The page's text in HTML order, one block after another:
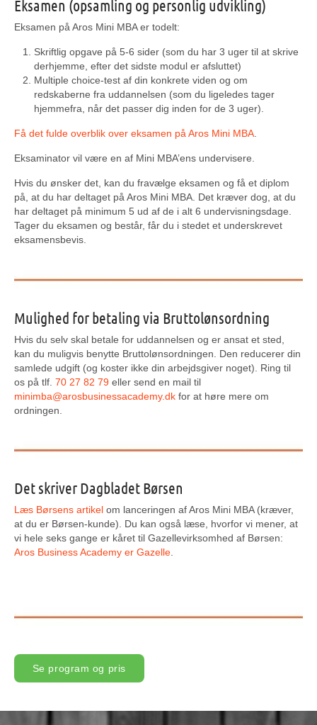
Eksamen (opsamling og personlig udvikling)
Eksamen på Aros Mini MBA er todelt:
Skriftlig opgave på 5-6 sider (som du har 3 uger til at skrive
derhjemme, efter det sidste modul er afsluttet)
Multiple choice-test af din konkrete viden og om
redskaberne fra uddannelsen (som du ligeledes tager
hjemmefra, når det passer dig inden for de 3 uger).
Få det fulde overblik over eksamen på Aros Mini MBA
Eksaminator vil være en af Mini MBA’ens undervisere.
Hvis du ønsker det, kan du fravælge eksamen og få et diplom
på, at du har deltaget på Aros Mini MBA. Det kræver dog, at du
har deltaget på minimum 5 ud af de i alt 6 undervisningsdage.
Tager du eksamen og består, får du i stedet et underskrevet
eksamensbevis.
Mulighed for betaling via Bruttolønsordning
Hvis du selv skal betale for uddannelsen og er ansat et sted,
kan du muligvis benytte Bruttolønsordningen. Den reducerer din
samlede udgift (og koster ikke din arbejdsgiver noget). Ring til
os på tlf. 70 27 82 79 eller send en mail til
minimba@arosbusinessacademy.dk for at høre mere om
ordningen.
Det skriver Dagbladet Børsen
Læs Børsens artikel om lanceringen af Aros Mini MBA (kræver,
at du er Børsen-kunde). Du kan også læse, hvorfor vi mener, at
vi hele seks gange er kåret til Gazellevirksomhed af Børsen:
Aros Business Academy er Gazelle.
Se program og pris